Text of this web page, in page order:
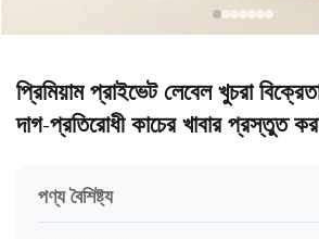
প্রিমিয়াম প্রাইভেট লেবেল খুচরা
দাগ-প্রতিরোধী কাচের খাবার প্রস্তুত
পণ্য বৈশিষ্ট্য